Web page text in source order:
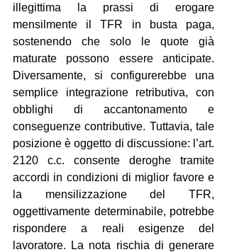
illegittima la prassi di erogare
mensilmente il TFR in busta paga,
sostenendo che solo le quote già
maturate possono essere anticipate.
Diversamente, si configurerebbe una
semplice integrazione retributiva, con
obblighi di accantonamento e
conseguenze contributive. Tuttavia, tale
posizione è oggetto di discussione: l’art.
2120 c.c. consente deroghe tramite
accordi in condizioni di miglior favore e
la mensilizzazione del TFR,
oggettivamente determinabile, potrebbe
rispondere a reali esigenze del
lavoratore. La nota rischia di generare